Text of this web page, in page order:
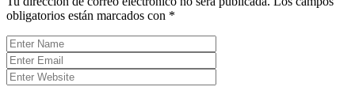
obligatorios están marcados con *